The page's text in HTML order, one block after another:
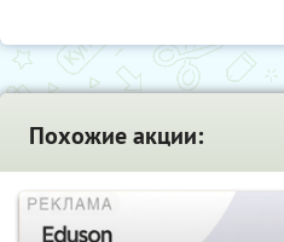
Похожие акции: